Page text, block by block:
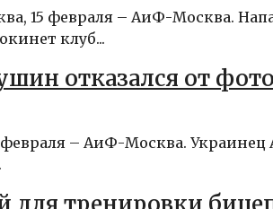
15 февраля – АиФ-Москва.
клуб...
отказался от
– АиФ-Москва. Украинец